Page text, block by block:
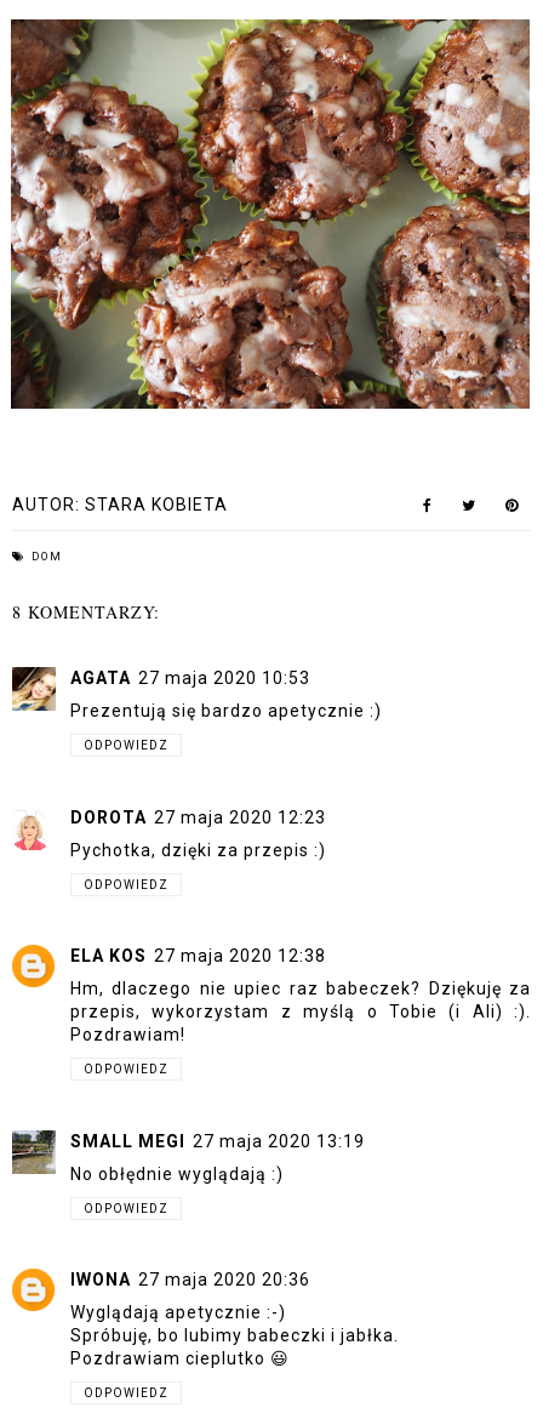
AUTOR: STARA KOBIETA
DOM
8 KOMENTARZY:
AGATA 27 maja 2020 10:53
Prezentują się bardzo apetycznie :)
ODPOWIEDZ
DOROTA 27 maja 2020 12:23
Pychotka, dzięki za przepis :)
ODPOWIEDZ
ELA KOS 27 maja 2020 12:38
Hm, dlaczego nie upiec raz babeczek? Dziękuję za
przepis, wykorzystam z myślą o Tobie (i Ali) :).
Pozdrawiam!
ODPOWIEDZ
SMALL MEGI 27 maja 2020 13:19
No obłędnie wyglądają :)
ODPOWIEDZ
IWONA 27 maja 2020 20:36
Wyglądają apetycznie :-)
Spróbuję, bo lubimy babeczki i jabłka.
Pozdrawiam cieplutko 😃
ODPOWIEDZ